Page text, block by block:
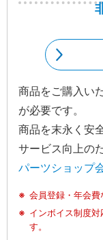
商品をご購入い
が必要です。
商品を末永く安
サービス向上の
パーツショップ
会員登録・年会費
インボイス制度
す。